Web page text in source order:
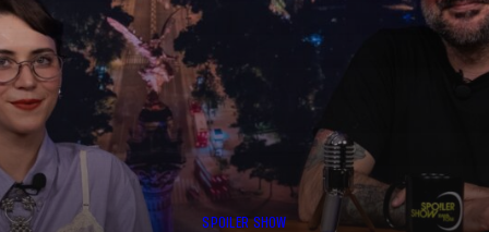
SPOILER SHOW